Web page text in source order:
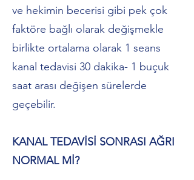
ve hekimin becerisi gibi pek çok
faktöre bağlı olarak değişmekle
birlikte ortalama olarak 1 seans
kanal tedavisi 30 dakika- 1 buçuk
saat arası değişen sürelerde
geçebilir.
KANAL TEDAVİSİ SONRASI AĞRI
NORMAL Mİ?